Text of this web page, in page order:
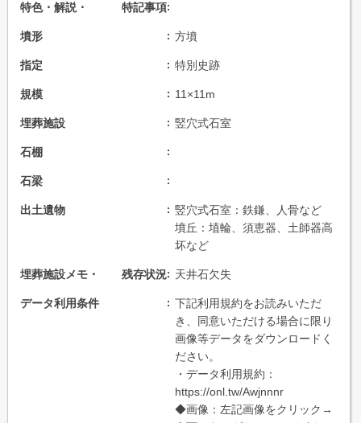
特色・解説・ 特記事項
墳形 方墳
指定 特別史跡
規模 11×11m
埋葬施設 竪穴式石室
石棚
石梁
出土遺物
竪穴式石室：鉄鎌、人骨など
墳丘：埴輪、須恵器、土師器高
坏など
埋葬施設メモ・ 残存状況 天井石欠失
データ利用条件
下記利用規約をお読みいただ
き、同意いただける場合に限り
画像等データをダウンロードく
ださい。
・データ利用規約：
https://onl.tw/Awjnnnr
◆画像：左記画像をクリック→